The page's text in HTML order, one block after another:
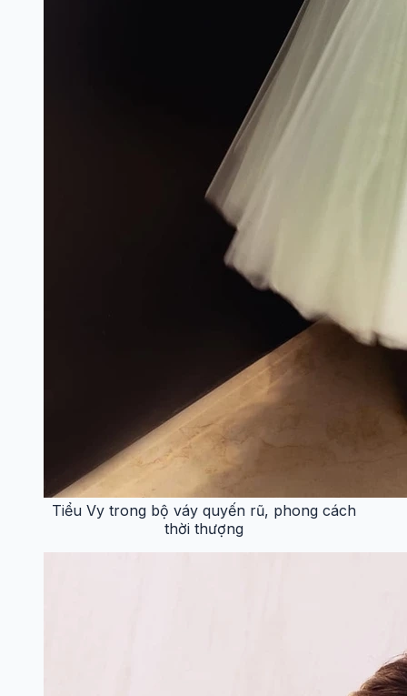
Tiểu Vy trong bộ váy quyến rũ, phong cách
thời thượng